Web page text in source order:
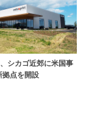
シカゴ近郊に⽶国事
拠点を開設